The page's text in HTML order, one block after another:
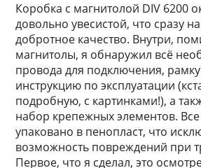
Коробка с магнитолой DIV 6200
довольно увесистой, что сразу
добротное качество. Внутри,
магнитолы, я обнаружил всё
провода для подключения, рамку
инструкцию по эксплуатации
подробную, с картинками!), а
набор крепежных элементов. Все
упаковано в пенопласт, что
возможность повреждений при
Первое, что я сделал, это